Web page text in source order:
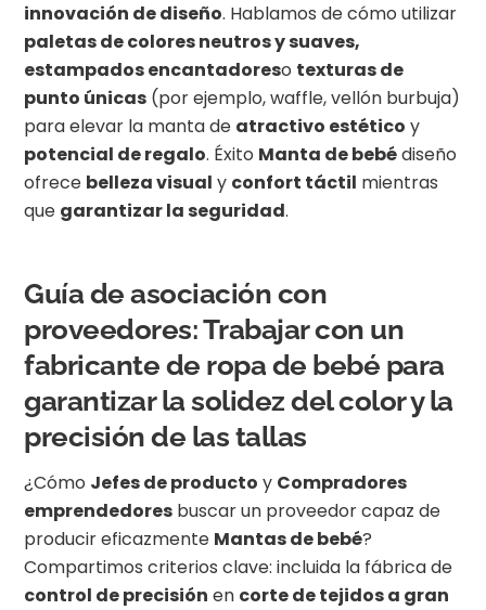
innovación de diseño. Hablamos de cómo utilizar
paletas de colores neutros y suaves,
estampados encantadoreso texturas de
punto únicas (por ejemplo, waffle, vellón burbuja)
para elevar la manta de atractivo estético y
potencial de regalo. Éxito Manta de bebédiseño
ofrece belleza visual y confort táctil mientras
que garantizar la seguridad.
Guía de asociación con
proveedores: Trabajar con un
fabricante de ropa de bebé para
garantizar la solidez del color y la
precisión de las tallas
¿Cómo Jefes de producto y Compradores
emprendedores buscar un proveedor capaz de
producir eficazmente Mantas de bebé?
Compartimos criterios clave: incluida la fábrica de
control de precisión en corte de tejidos a gran